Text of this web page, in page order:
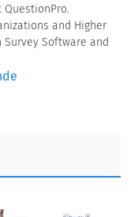
QuestionPro.
and Higher
Survey Software and